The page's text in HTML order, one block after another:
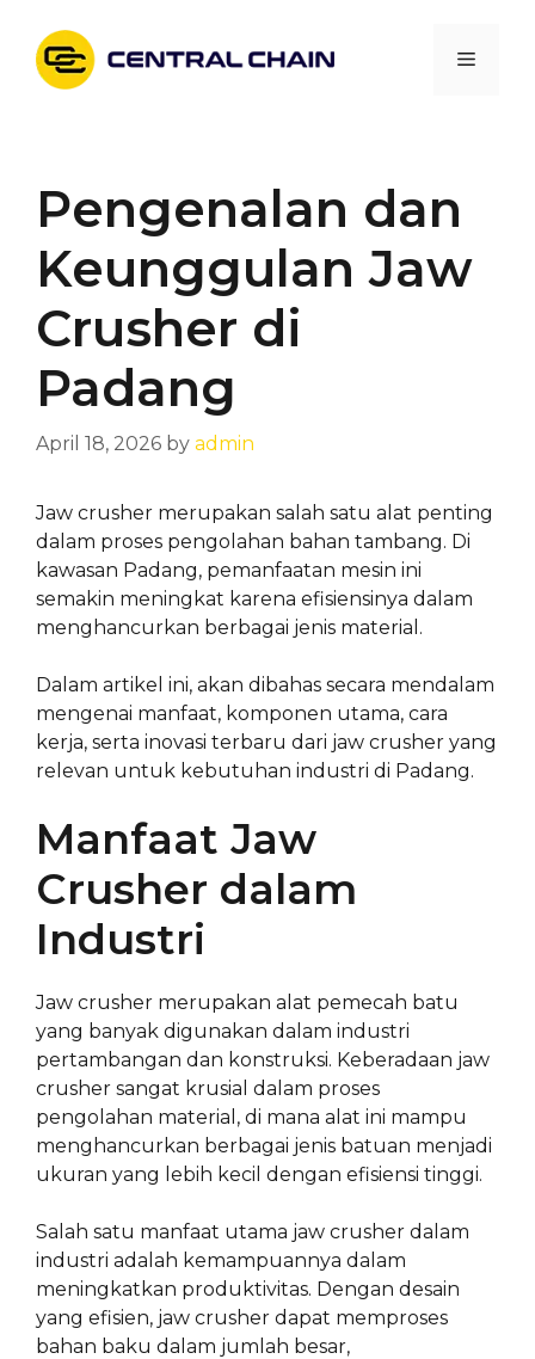
content
Menu
Pengenalan dan
Keunggulan Jaw
Crusher di
Padang
April 18, 2026 by admin
Jaw crusher merupakan salah satu alat penting
dalam proses pengolahan bahan tambang. Di
kawasan Padang, pemanfaatan mesin ini
semakin meningkat karena efisiensinya dalam
menghancurkan berbagai jenis material.
Dalam artikel ini, akan dibahas secara mendalam
mengenai manfaat, komponen utama, cara
kerja, serta inovasi terbaru dari jaw crusher yang
relevan untuk kebutuhan industri di Padang.
Manfaat Jaw
Crusher dalam
Industri
Jaw crusher merupakan alat pemecah batu
yang banyak digunakan dalam industri
pertambangan dan konstruksi. Keberadaan jaw
crusher sangat krusial dalam proses
pengolahan material, di mana alat ini mampu
menghancurkan berbagai jenis batuan menjadi
ukuran yang lebih kecil dengan efisiensi tinggi.
Salah satu manfaat utama jaw crusher dalam
industri adalah kemampuannya dalam
meningkatkan produktivitas. Dengan desain
yang efisien, jaw crusher dapat memproses
bahan baku dalam jumlah besar,